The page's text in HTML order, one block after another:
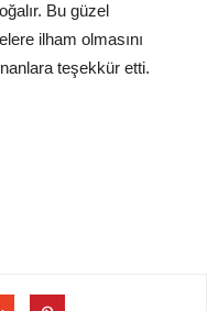
Bu güzel
ilham olmasını
teşekkür etti.